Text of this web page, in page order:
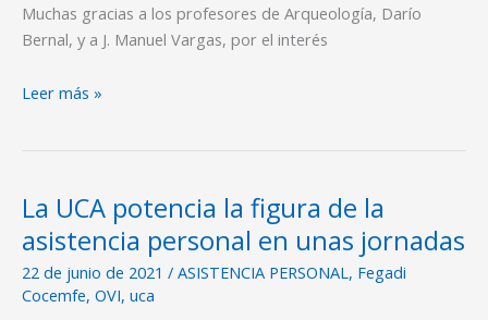
Muchas gracias a los profesores de Arqueología, Darío
Bernal, y a J. Manuel Vargas, por el interés
Leer más »
La UCA potencia la figura de la
asistencia personal en unas jornadas
22 de junio de 2021 / ASISTENCIA PERSONAL, Fegadi
Cocemfe, OVI, uca
La
UCA
potencia
la
figura